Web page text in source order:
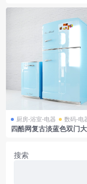
妆
厨房-浴室-电器 数码-电
四酷网复古淡蓝色双门
搜索